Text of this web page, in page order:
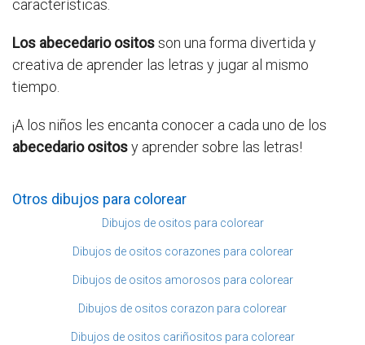
características.
Los abecedario ositosson una forma divertida y
creativa de aprender las letras y jugar al mismo
tiempo.
¡A los niños les encanta conocer a cada uno de los
abecedario ositosy aprender sobre las letras!
Otros dibujos para colorear
Dibujos de ositos para colorear
Dibujos de ositos corazones para colorear
Dibujos de ositos amorosos para colorear
Dibujos de ositos corazon para colorear
Dibujos de ositos cariñositos para colorear